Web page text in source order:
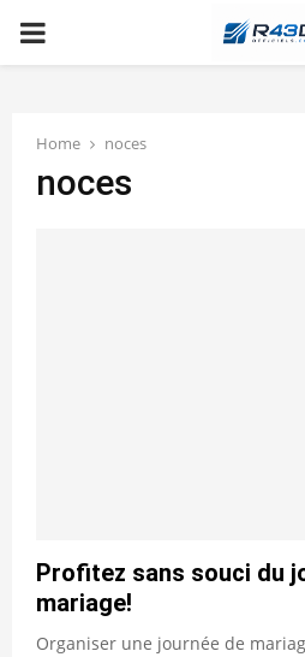
PRIMARY
Home noces
noces
Profitez sans souci du
mariage!
Organiser une journée de